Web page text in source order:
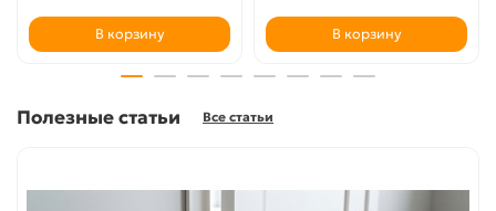
В корзину В корзину
Полезные статьи Все статьи